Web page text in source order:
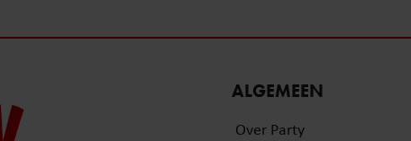
ALGEMEEN
Over Party